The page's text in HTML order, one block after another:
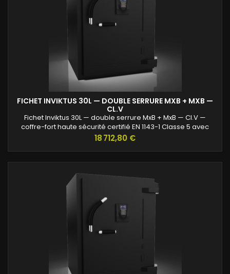
FICHET INVIKTUS 30L — DOUBLE SERRURE MXB + MXB —
CL.V
Fichet Inviktus 30L — double serrure MxB + MxB — Cl.V —
coffre-fort haute sécurité certifié EN 1143-1 Classe 5 avec
protection renforcée contre l’effraction et valeurs assurables
Prix
18 712,80 €